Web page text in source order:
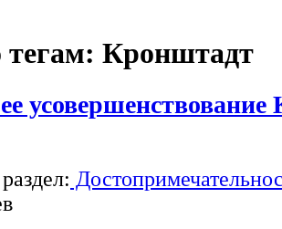
тегам: Кронштадт
раздел: